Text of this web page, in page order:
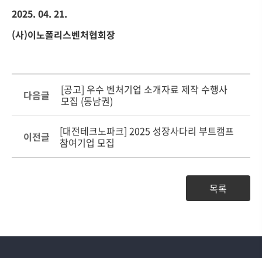
2025. 04. 21.
(사)이노폴리스벤처협회장
다음글
[공고] 우수 벤처기업 소개자료 제작 수행사
모집 (동남권)
이전글
[대전테크노파크] 2025 성장사다리 부트캠프
참여기업 모집
목록